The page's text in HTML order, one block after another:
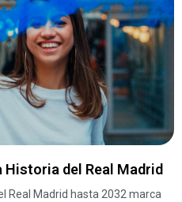
Historia del Real Madrid
Real Madrid hasta 2032 marca